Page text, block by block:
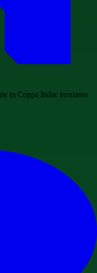
in Coppa Italia: torniamo